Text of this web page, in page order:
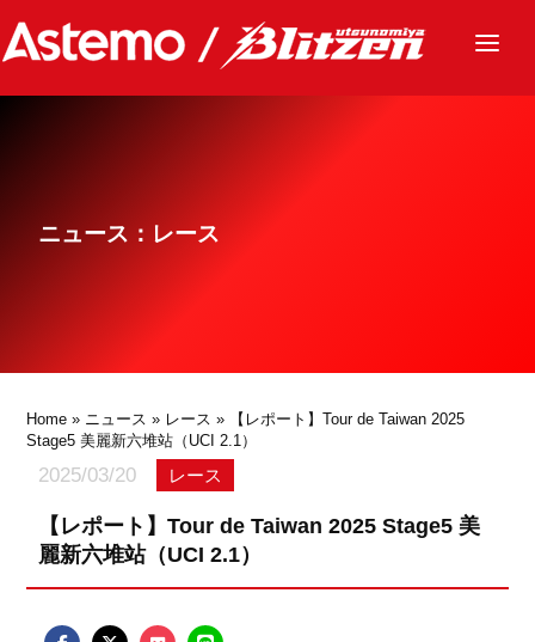
ニュース
グッズ
ニュース：レース
Home » ニュース » レース » 【レポート】Tour de Taiwan 2025
Stage5 美麗新六堆站（UCI 2.1）
2025/03/20 レース
【レポート】Tour de Taiwan 2025 Stage5 美
麗新六堆站（UCI 2.1）